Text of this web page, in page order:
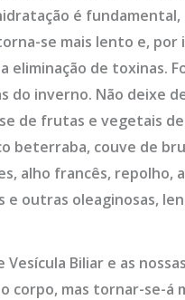
é
se mais lento e,
eliminação de toxinas.
do inverno. Não deixe
de frutas e vegetais
beterraba, couve de
alho francês, repolho,
e outras oleaginosas,
Vesícula Biliar e as
corpo, mas tornar-se-